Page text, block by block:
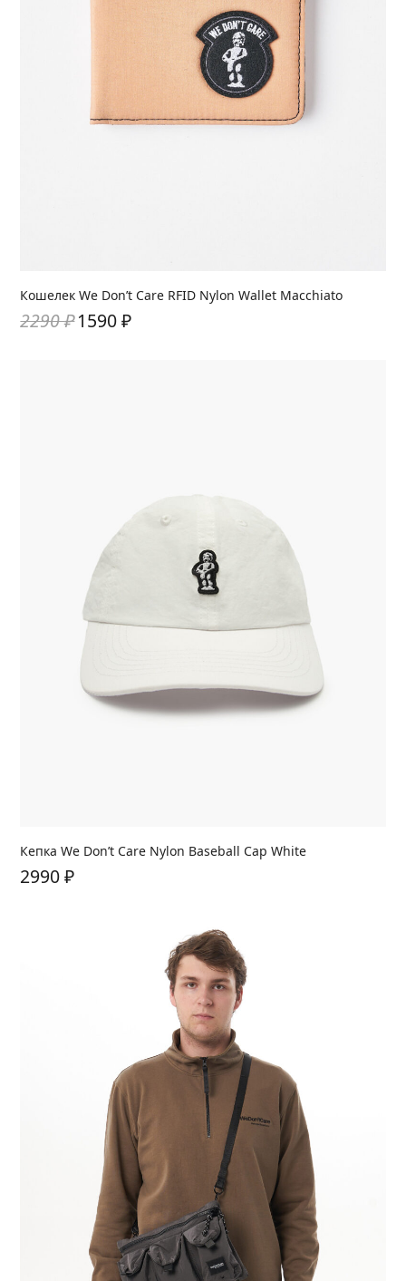
Кошелек We Don’t Care RFID Nylon Wallet Macchiato
2290₽1590₽
Кепка We Don’t Care Nylon Baseball Cap White
2990₽